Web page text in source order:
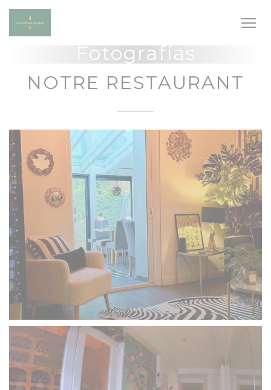
Personalización de sus opciones de cookies
Fotografías
NOTRE RESTAURANT